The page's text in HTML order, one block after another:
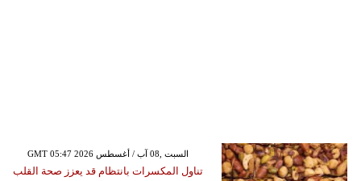
GMT 05:47 2026 السبت ,08 آب / أغسطس
تناول المكسرات بانتظام قد يعزز صحة القلب